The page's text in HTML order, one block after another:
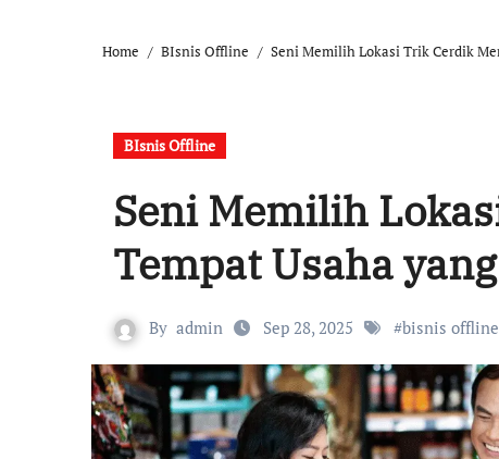
Home BIsnis Offline Seni Memilih Lokasi Trik Cerdik
BIsnis Offline
Seni Memilih
Tempat Usaha
By admin Sep 28, 2025 #bisnis offline